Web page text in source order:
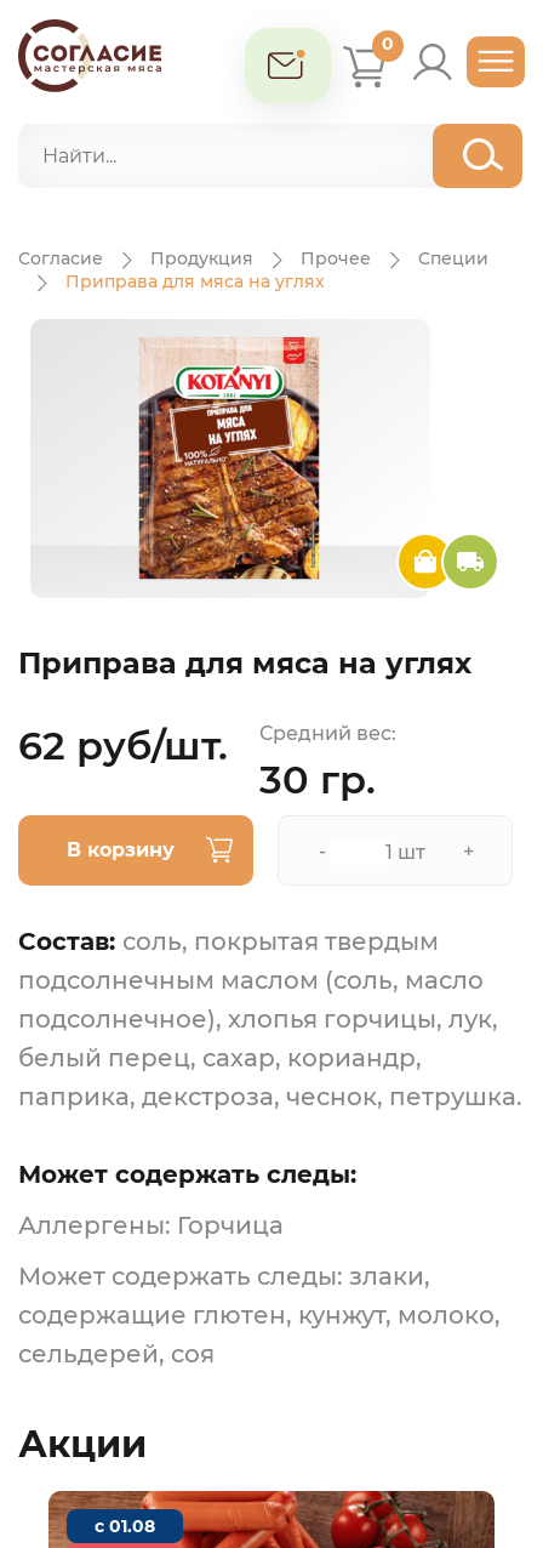
0
Согласие Продукция Прочее
Специи
Приправа для мяса на углях
Приправа для мяса на углях
62 руб/шт. Средний вес:
30 гр.
В корзину - шт +
Состав: соль, покрытая твердым
подсолнечным маслом (соль, масло
подсолнечное), хлопья горчицы, лук,
белый перец, сахар, кориандр,
паприка, декстроза, чеснок, петрушка.
Может содержать следы:
Аллергены: Горчица
Может содержать следы: злаки,
содержащие глютен, кунжут, молоко,
сельдерей, соя
Акции
c 01.08